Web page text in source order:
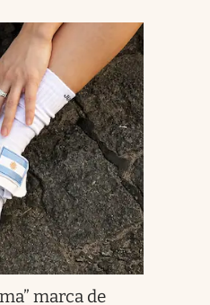
marca de